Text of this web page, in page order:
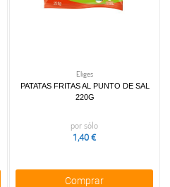
Eliges
PATATAS FRITAS AL PUNTO DE SAL
220G
por sólo
1,40 €
Comprar